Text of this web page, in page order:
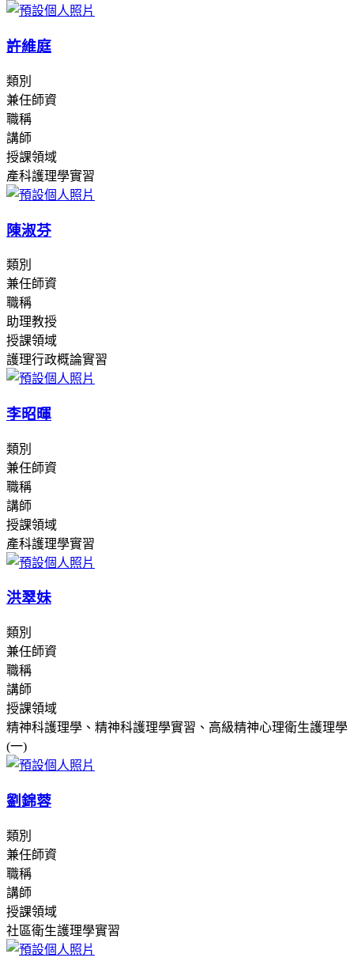
許維庭
類別
兼任師資
職稱
講師
授課領域
產科護理學實習
陳淑芬
類別
兼任師資
職稱
助理教授
授課領域
護理行政概論實習
李昭暉
類別
兼任師資
職稱
講師
授課領域
產科護理學實習
洪翠妹
類別
兼任師資
職稱
講師
授課領域
精神科護理學、精神科護理學實習、高級精神心理衛生護理學
(一)
劉錦蓉
類別
兼任師資
職稱
講師
授課領域
社區衛生護理學實習